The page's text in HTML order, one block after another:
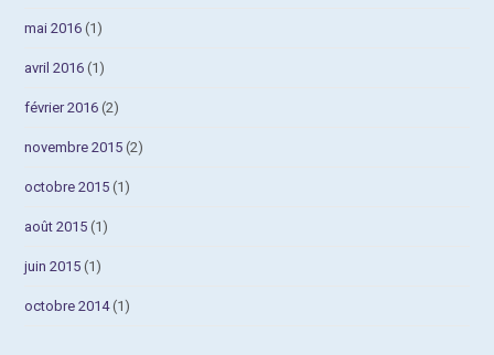
mai 2016 (1)
avril 2016 (1)
février 2016 (2)
novembre 2015 (2)
octobre 2015 (1)
août 2015 (1)
juin 2015 (1)
octobre 2014(1)